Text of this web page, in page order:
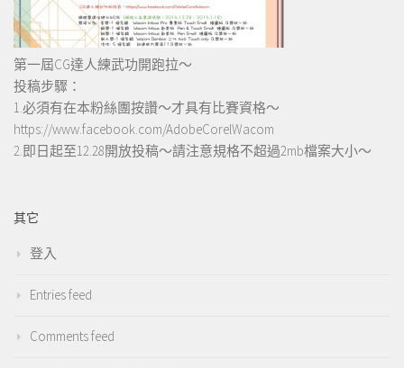
第一屆CG達人練武功開跑拉～
投稿步驟：
1.必須有在本粉絲團按讚～才具有比賽資格～
https://www.facebook.com/AdobeCorelWacom
2.即日起至12.28開放投稿～請注意規格不超過2mb檔案大小～
其它
登入
Entries feed
Comments feed